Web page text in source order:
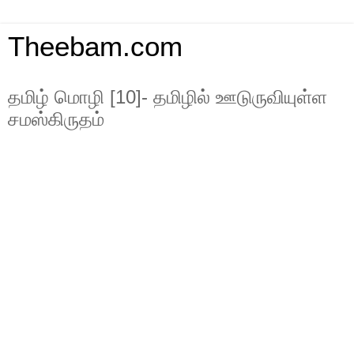
Theebam.com
தமிழ் மொழி [10]- தமிழில் ஊடுருவியுள்ள
சமஸ்கிருதம்